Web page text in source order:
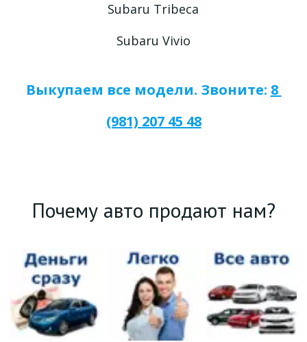
Subaru Tribeca
Subaru Vivio
Выкупаем все модели. Звоните: 8
(981) 207 45 48
Почему авто продают нам?